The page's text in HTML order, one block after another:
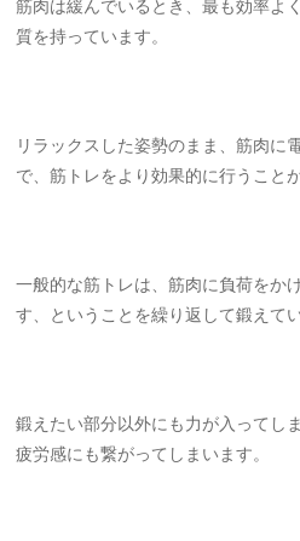
筋肉は緩んでいるとき、最も効率よ
質を持っています。
リラックスした姿勢のまま、筋肉に
で、筋トレをより効果的に行うこと
一般的な筋トレは、筋肉に負荷をか
す、ということを繰り返して鍛えて
鍛えたい部分以外にも力が入ってし
疲労感にも繋がってしまいます。